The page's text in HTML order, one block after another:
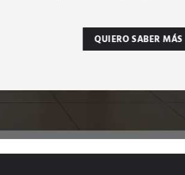
QUIERO SABER MÁS